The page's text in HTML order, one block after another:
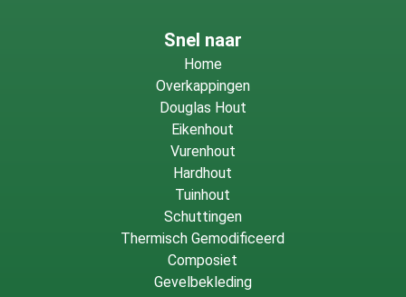
Snel naar
Home
Overkappingen
Douglas Hout
Eikenhout
Vurenhout
Hardhout
Tuinhout
Schuttingen
Thermisch Gemodificeerd
Composiet
Gevelbekleding